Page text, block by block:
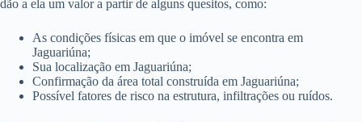
dão a ela um valor a partir de alguns quesitos, como:
As condições físicas em que o imóvel se encontra em
Jaguariúna;
Sua localização em Jaguariúna;
Confirmação da área total construída em Jaguariúna;
Possível fatores de risco na estrutura, infiltrações ou ruídos.